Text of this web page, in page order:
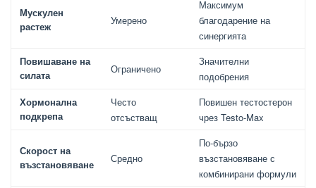
Мускулен
растеж
Умерено
Максимум
благодарение на
синергията
Повишаване на
силата
Ограничено
Значителни
подобрения
Хормонална
подкрепа
Често
отсъстващ
Повишен тестостерон
чрез Testo-Max
Скорост на
възстановяване
Средно
По-бързо
възстановяване с
комбинирани формули